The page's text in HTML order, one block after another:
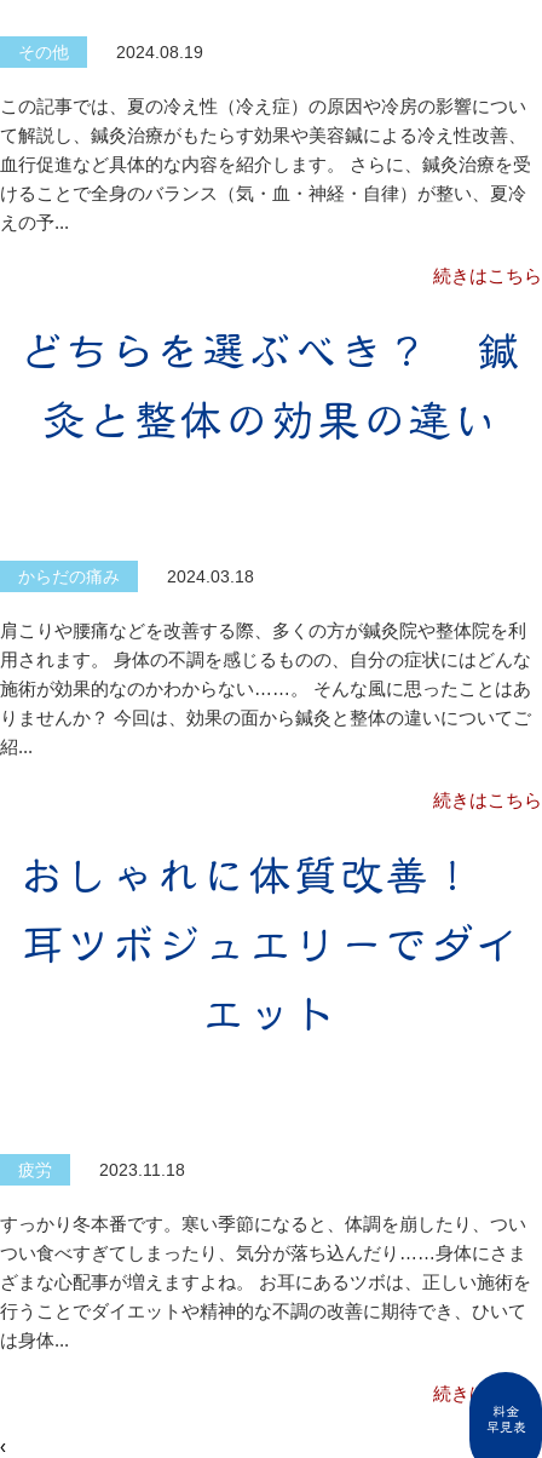
その他 2024.08.19
この記事では、夏の冷え性（冷え症）の原因や冷房の影響につい
て解説し、鍼灸治療がもたらす効果や美容鍼による冷え性改善、
血行促進など具体的な内容を紹介します。 さらに、鍼灸治療を受
けることで全身のバランス（気・血・神経・自律）が整い、夏冷
えの予...
続きはこちら
どちらを選ぶべき？ 鍼
灸と整体の効果の違い
からだの痛み 2024.03.18
肩こりや腰痛などを改善する際、多くの方が鍼灸院や整体院を利
用されます。 身体の不調を感じるものの、自分の症状にはどんな
施術が効果的なのかわからない……。 そんな風に思ったことはあ
りませんか？ 今回は、効果の面から鍼灸と整体の違いについてご
紹...
続きはこちら
おしゃれに体質改善！
耳ツボジュエリーでダイ
エット
疲労 2023.11.18
すっかり冬本番です。寒い季節になると、体調を崩したり、つい
つい食べすぎてしまったり、気分が落ち込んだり……身体にさま
ざまな心配事が増えますよね。 お耳にあるツボは、正しい施術を
行うことでダイエットや精神的な不調の改善に期待でき、ひいて
は身体...
続きはこちら
‹
料金
早見表